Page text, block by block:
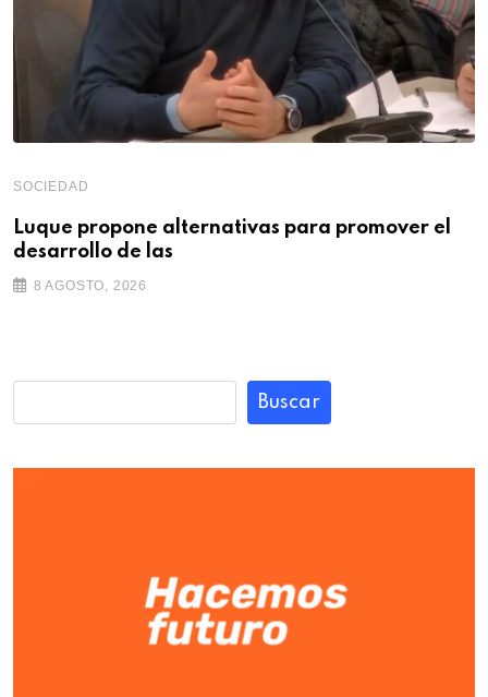
SOCIEDAD
Luque propone alternativas para promover el
desarrollo de las
8 AGOSTO, 2026
Buscar